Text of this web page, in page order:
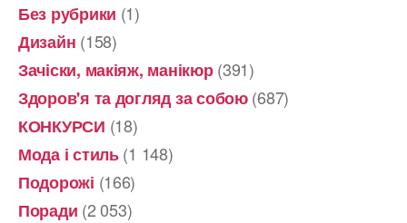
Без рубрики (1)
Дизайн (158)
Зачіски, макіяж, манікюр(391)
Здоров'я та догляд за собою(687)
КОНКУРСИ (18)
Мода і стиль(1 148)
Подорожі (166)
Поради (2 053)